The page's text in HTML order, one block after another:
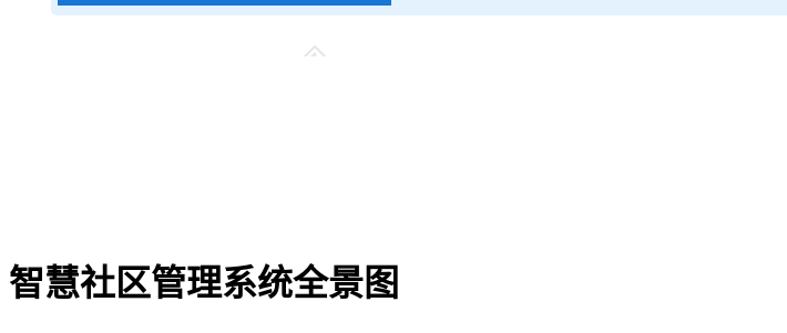
智慧社区管理系统全景图